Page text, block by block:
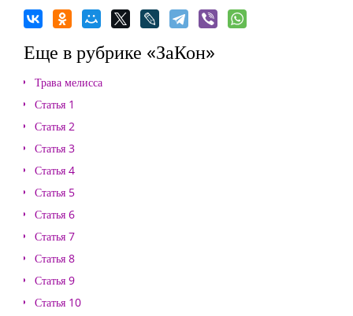
Еще в рубрике «ЗаКон»
Трава мелисса
Статья 1
Статья 2
Статья 3
Статья 4
Статья 5
Статья 6
Статья 7
Статья 8
Статья 9
Статья 10